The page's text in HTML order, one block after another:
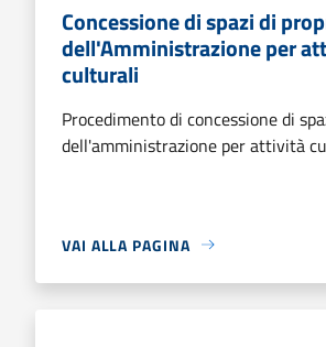
Concessione di spazi di
dell'Amministrazione per
culturali
Procedimento di concessione di
dell'amministrazione per attività
VAI ALLA PAGINA